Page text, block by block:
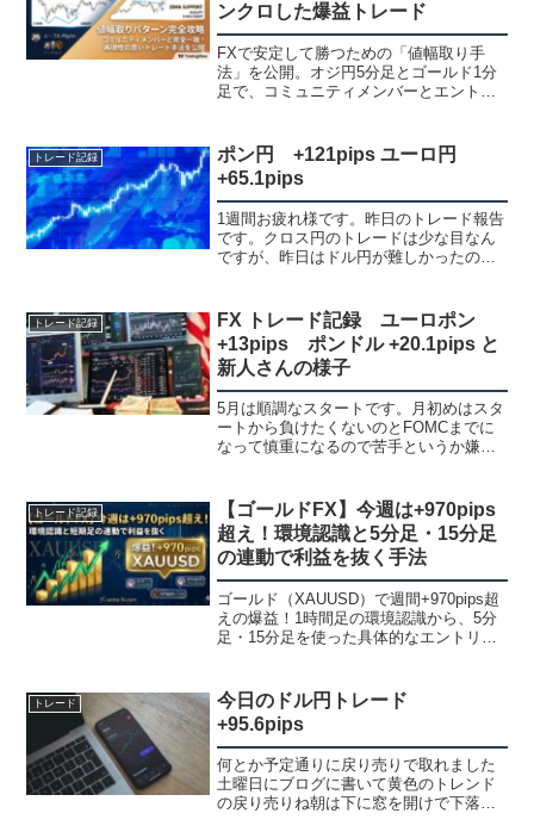
ンクロした爆益トレード
FXで安定して勝つための「値幅取り手
法」を公開。オジ円5分足とゴールド1分
足で、コミュニティメンバーとエントリ
所など、再現性の高いチャートパターン
を画像付きで詳しく紹介。
トレード記録
ポン円 +121pips ユーロ円
+65.1pips
1週間お疲れ様です。昨日のトレード報告
です。クロス円のトレードは少な目なん
ですが、昨日はドル円が難しかったので
り高いです。ボラがあって難しいと感じ
てるので慎重にやると言...
トレード記録
FX トレード記録 ユーロポン
+13pips ポンドル +20.1pips と
新人さんの様子
5月は順調なスタートです。月初めはスタ
ートから負けたくないのとFOMCまでに
なって慎重になるので苦手というか嫌い
かいですが上手く取れました...
トレード記録
【ゴールドFX】今週は+970pips
超え！環境認識と5分足・15分足
の連動で利益を抜く手法
ゴールド（XAUUSD）で週間+970pips超
えの爆益！1時間足の環境認識から、5分
足・15分足を使った具体的なエントリー
しっかり取りたいFXトレーダー必見の内
容です。
トレード
今日のドル円トレード
+95.6pips
何とか予定通りに戻り売りで取れました
土曜日にブログに書いて黄色のトレンド
の戻り売りね朝は下に窓を開けで下落が